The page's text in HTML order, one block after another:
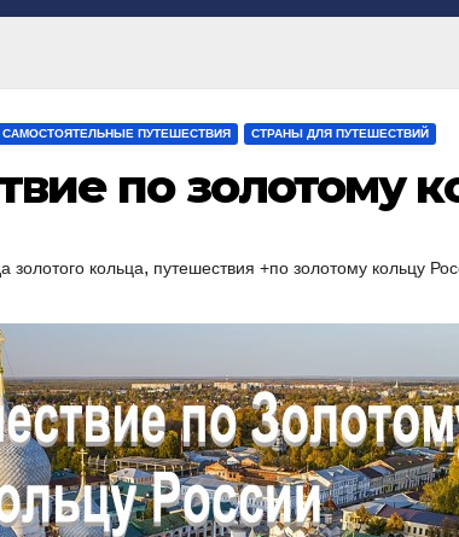
САМОСТОЯТЕЛЬНЫЕ ПУТЕШЕСТВИЯ СТРАНЫ ДЛЯ ПУТЕШЕСТВИЙ
по золотому
золотого кольца, путешествия +по золотому кольцу